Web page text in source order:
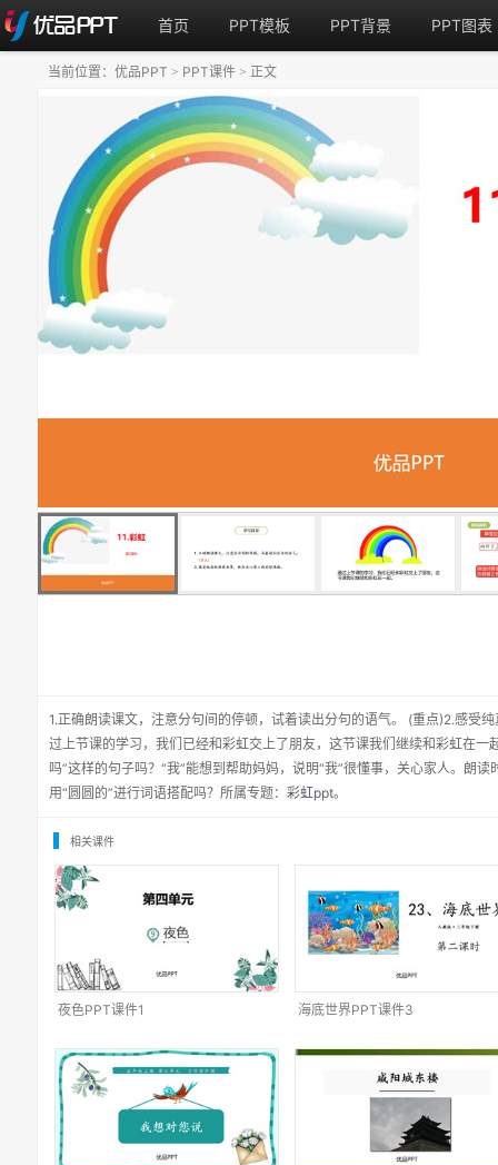
首页 PPT模板 PPT背景 PPT图表
1.正确朗读课文，注意分句间的停顿，试着读出分句的语气。 (重点)2.感受
过上节课的学习，我们已经和彩虹交上了朋友，这节课我们继续和彩虹在一
吗”这样的句子吗？“我”能想到帮助妈妈，说明“我”很懂事，关心家人。朗
用“圆圆的”进行词语搭配吗？所属专题： 彩虹ppt。
当前位置： 优品PPT > PPT课件 > 正文
相关课件
夜色PPT课件1 海底世界PPT课件3